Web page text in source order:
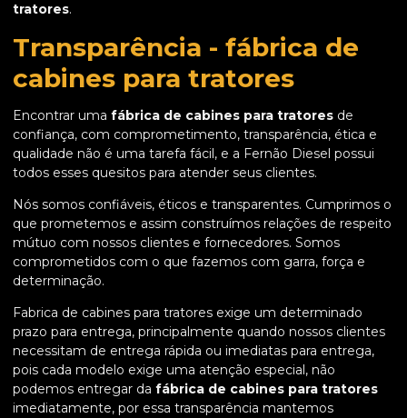
tratores.
Transparência - fábrica de
cabines para tratores
Encontrar uma fábrica de cabines para tratores de
confiança, com comprometimento, transparência, ética e
qualidade não é uma tarefa fácil, e a Fernão Diesel possui
todos esses quesitos para atender seus clientes.
Nós somos confiáveis, éticos e transparentes. Cumprimos o
que prometemos e assim construímos relações de respeito
mútuo com nossos clientes e fornecedores. Somos
comprometidos com o que fazemos com garra, força e
determinação.
Fabrica de cabines para tratores exige um determinado
prazo para entrega, principalmente quando nossos clientes
necessitam de entrega rápida ou imediatas para entrega,
pois cada modelo exige uma atenção especial, não
podemos entregar da fábrica de cabines para tratores
imediatamente, por essa transparência mantemos